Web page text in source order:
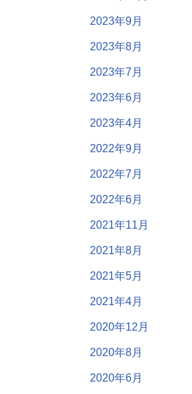
2023年9月
2023年8月
2023年7月
2023年6月
2023年4月
2022年9月
2022年7月
2022年6月
2021年11月
2021年8月
2021年5月
2021年4月
2020年12月
2020年8月
2020年6月